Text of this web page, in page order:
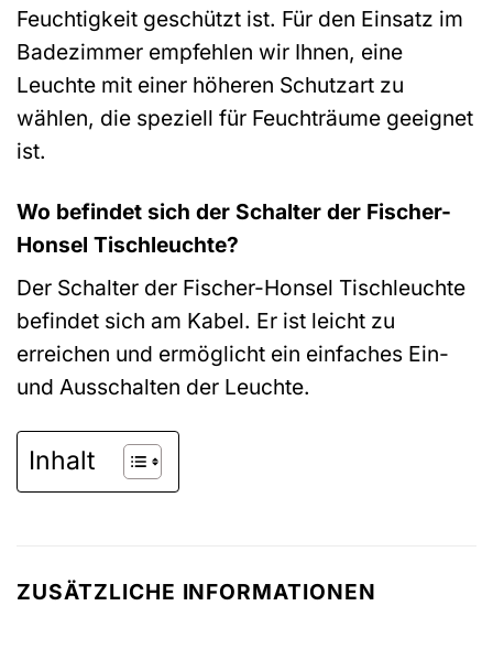
Feuchtigkeit geschützt ist. Für den Einsatz im
Badezimmer empfehlen wir Ihnen, eine
Leuchte mit einer höheren Schutzart zu
wählen, die speziell für Feuchträume geeignet
ist.
Wo befindet sich der Schalter der Fischer-
Honsel Tischleuchte?
Der Schalter der Fischer-Honsel Tischleuchte
befindet sich am Kabel. Er ist leicht zu
erreichen und ermöglicht ein einfaches Ein-
und Ausschalten der Leuchte.
Inhalt
ZUSÄTZLICHE INFORMATIONEN